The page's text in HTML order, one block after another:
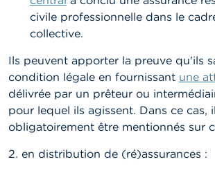
civile professionnelle dans le
collective.
Ils peuvent apporter la preuve qu'ils
condition légale en fournissant une
délivrée par un prêteur ou
pour lequel ils agissent. Dans ce cas,
obligatoirement être mentionnés sur
2. en distribution de (ré)assurances :